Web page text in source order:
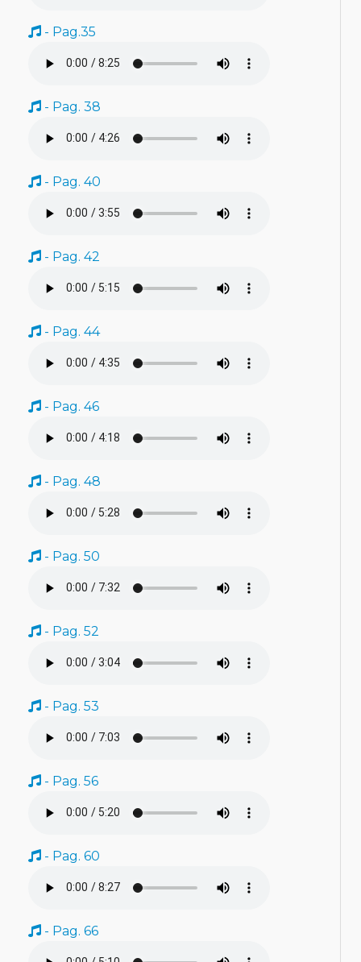
- Pag.35
- Pag. 38
- Pag. 40
- Pag. 42
- Pag. 44
- Pag. 46
- Pag. 48
- Pag. 50
- Pag. 52
- Pag. 53
- Pag. 56
- Pag. 60
- Pag. 66